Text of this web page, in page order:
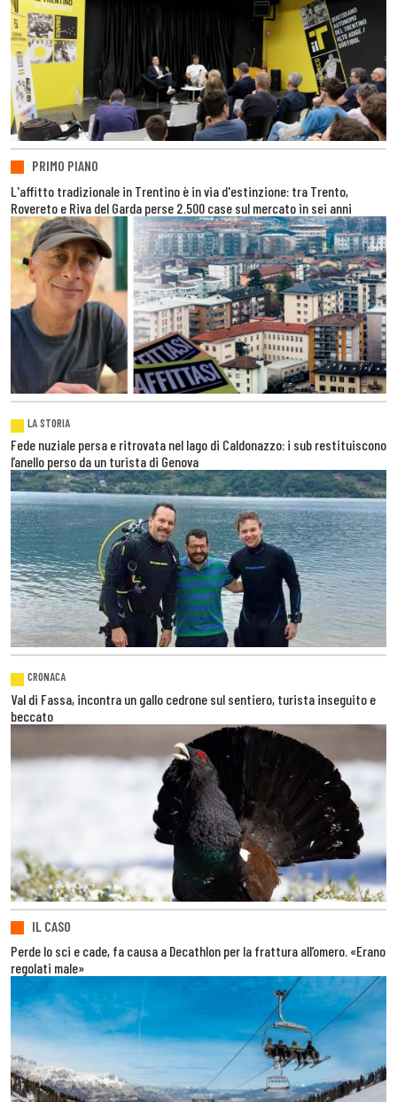
PRIMO PIANO
L'affitto tradizionale in Trentino è in via d'estinzione: tra Trento,
Rovereto e Riva del Garda perse 2.500 case sul mercato in sei anni
LA STORIA
Fede nuziale persa e ritrovata nel lago di Caldonazzo: i sub restituiscono
l’anello perso da un turista di Genova
CRONACA
Val di Fassa, incontra un gallo cedrone sul sentiero, turista inseguito e
beccato
IL CASO
Perde lo sci e cade, fa causa a Decathlon per la frattura all’omero. «Erano
regolati male»